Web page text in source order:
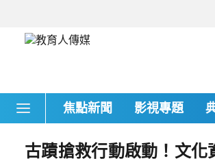
焦點新聞 影視專題
古蹟搶救行動啟動！文